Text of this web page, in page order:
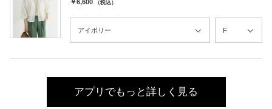
￥6,600 （税込）
アプリでもっと詳しく見る